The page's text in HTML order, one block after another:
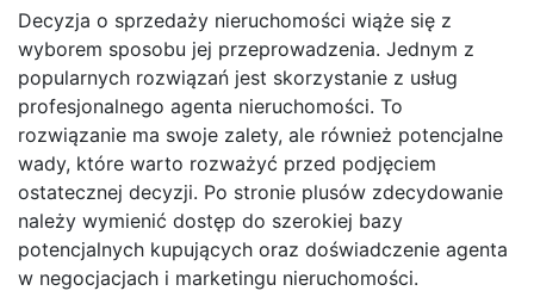
Decyzja o sprzedaży nieruchomości wiąże się z
wyborem sposobu jej przeprowadzenia. Jednym z
popularnych rozwiązań jest skorzystanie z usług
profesjonalnego agenta nieruchomości. To
rozwiązanie ma swoje zalety, ale również potencjalne
wady, które warto rozważyć przed podjęciem
ostatecznej decyzji. Po stronie plusów zdecydowanie
należy wymienić dostęp do szerokiej bazy
potencjalnych kupujących oraz doświadczenie agenta
w negocjacjach i marketingu nieruchomości.